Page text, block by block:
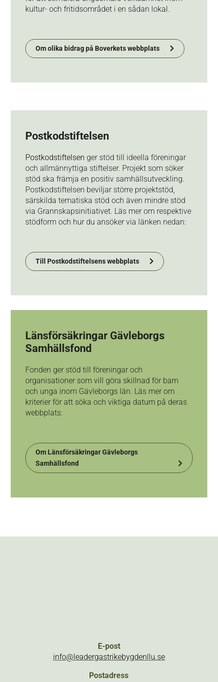
kultur- och fritidsområdet i en sådan lokal.
Om olika bidrag på Boverkets webbplats
Postkodstiftelsen
Postkodstiftelsen ger stöd till ideella föreningar
och allmännyttiga stiftelser. Projekt som söker
stöd ska främja en positiv samhällsutveckling.
Postkodstiftelsen beviljar större projektstöd,
särskilda tematiska stöd och även mindre stöd
via Grannskapsinitiativet. Läs mer om respektive
stödform och hur du ansöker via länken nedan:
Till Postkodstiftelsens webbplats
Länsförsäkringar Gävleborgs
Samhällsfond
Fonden ger stöd till föreningar och
organisationer som vill göra skillnad för barn
och unga inom Gävleborgs län. Läs mer om
kriterier för att söka och viktiga datum på deras
webbplats:
Om Länsförsäkringar Gävleborgs
Samhällsfond
E-post
info@leadergastrikebygdenllu.se
Postadress